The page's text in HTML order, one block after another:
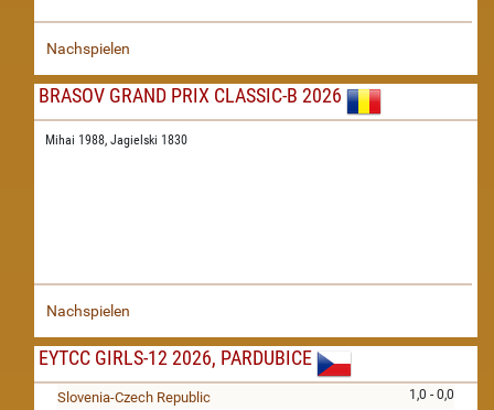
Nachspielen
BRASOV GRAND PRIX CLASSIC-B 2026
Mihai 1988, Jagielski 1830
Nachspielen
EYTCC GIRLS-12 2026, PARDUBICE
1,0 - 0,0
Slovenia-Czech Republic